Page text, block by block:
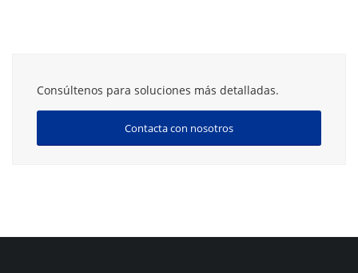
Consúltenos para soluciones más detalladas.
Contacta con nosotros